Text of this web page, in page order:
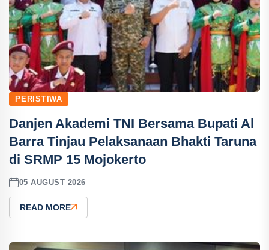
PERISTIWA
Danjen Akademi TNI Bersama Bupati Al
Barra Tinjau Pelaksanaan Bhakti Taruna
di SRMP 15 Mojokerto
05 AUGUST 2026
READ MORE